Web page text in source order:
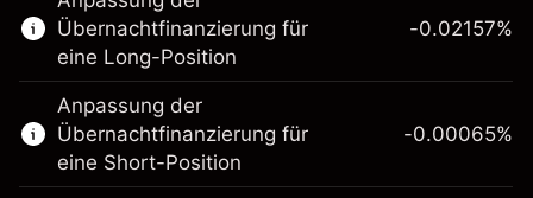
Trading zur Verfügung.
Erfahren Sie mehr über:
CFDs
Übernachtfinanzierung für
eine Long-Position
-0.02157%
Anpassung der
Übernachtfinanzierung für
eine Short-Position
-0.00065%